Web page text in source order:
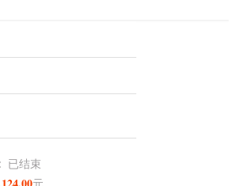
已结束